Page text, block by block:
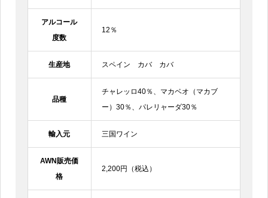
アルコール
度数
12％
生産地 スペイン カバ カバ
品種
チャレッロ40％、マカベオ（マカブ
ー）30％、パレリャーダ30％
輸入元 三国ワイン
AWN販売価
格
2,200円（税込）